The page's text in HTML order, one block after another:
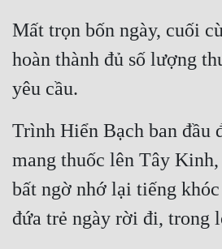
Mất trọn bốn ngày, cuối
hoàn thành đủ số lượng
yêu cầu.
Trình Hiển Bạch ban đầu
mang thuốc lên Tây
bất ngờ nhớ lại tiếng
đứa trẻ ngày rời đi, trong